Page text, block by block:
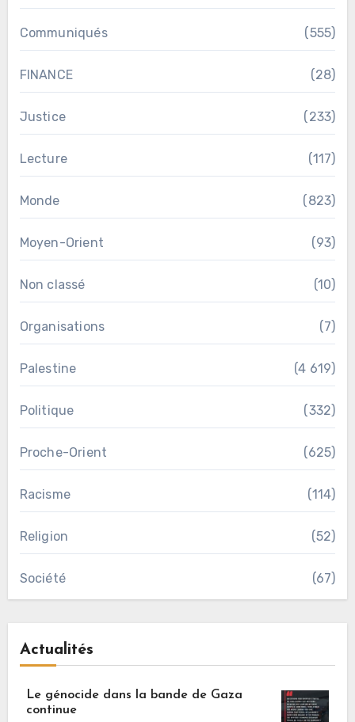
Communiqués (555)
FINANCE (28)
Justice (233)
Lecture (117)
Monde (823)
Moyen-Orient (93)
Non classé (10)
Organisations (7)
Palestine (4 619)
Politique (332)
Proche-Orient (625)
Racisme (114)
Religion (52)
Société (67)
Actualités
Le génocide dans la bande de Gaza
continue